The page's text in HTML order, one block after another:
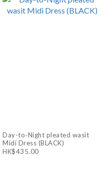
Day-to-Night pleated wasit
Midi Dress (BLACK)
HK$435.00